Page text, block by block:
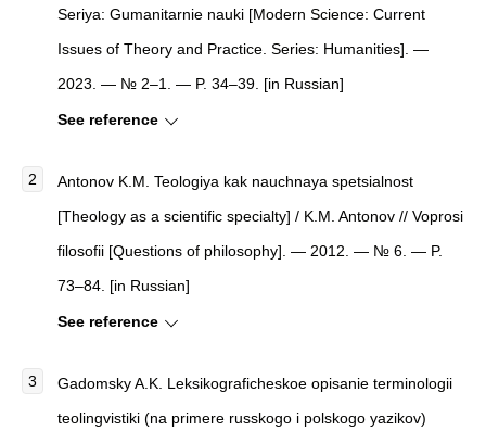
Seriya: Gumanitarnie nauki [Modern Science: Current
Issues of Theory and Practice. Series: Humanities]. —
2023. — № 2–1. — P. 34–39. [in Russian]
See reference
Antonov K.M. Teologiya kak nauchnaya spetsialnost
[Theology as a scientific specialty] / K.M. Antonov // Voprosi
filosofii [Questions of philosophy]. — 2012. — № 6. — P.
73–84. [in Russian]
See reference
Gadomsky A.K. Leksikograficheskoe opisanie terminologii
teolingvistiki (na primere russkogo i polskogo yazikov)